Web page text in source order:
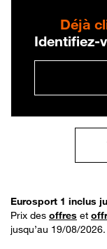
Déjà
Identifiez-
Eurosport 1 inclus
Prix des offres et
jusqu’au 19/08/2026.